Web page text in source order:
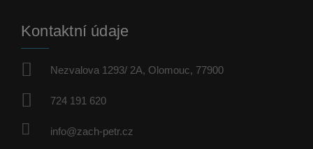
Kontaktní údaje
Nezvalova 1293/ 2A, Olomouc, 77900
724 191 620
info@zach-petr.cz